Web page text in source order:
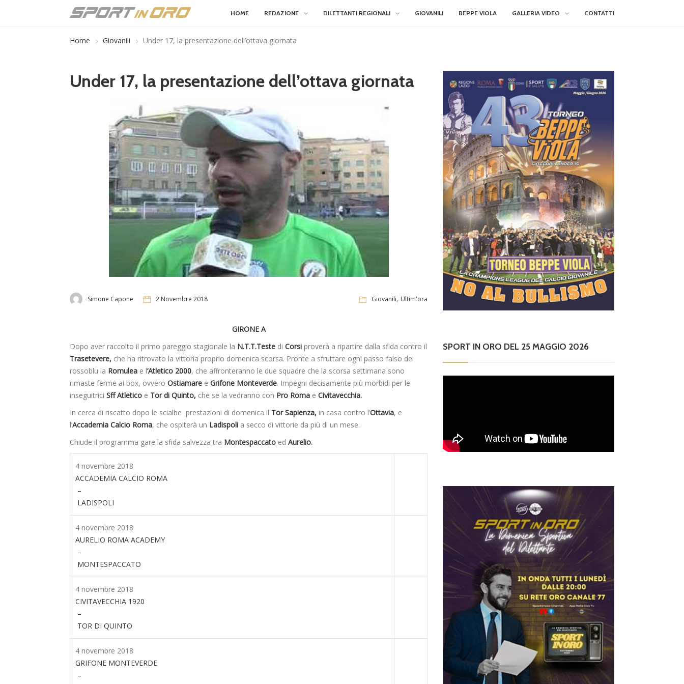
HOME REDAZIONE DILETTANTI REGIONALI GIOVANILI BEPPE VIOLA GALLERIA VIDEO CONTATTI
Home Giovanili Under 17, la presentazione dell’ottava giornata
Under 17, la presentazione dell’ottava giornata
Simone Capone 2 Novembre 2018 Giovanili, Ultim'ora
GIRONE A
Dopo aver raccolto il primo pareggio stagionale la N.T.T.Teste di Corsi proverà a ripartire dalla sfida contro il
Trasetevere, che ha ritrovato la vittoria proprio domenica scorsa. Pronte a sfruttare ogni passo falso dei
rossoblu la Romulea e l‘Atletico 2000, che affronteranno le due squadre che la scorsa settimana sono
rimaste ferme ai box, ovvero Ostiamare e Grifone Monteverde. Impegni decisamente più morbidi per le
inseguitrici Sff Atletico e Tor di Quinto, che se la vedranno con Pro Roma e Civitavecchia.
In cerca di riscatto dopo le scialbe prestazioni di domenica il Tor Sapienza, in casa contro l’Ottavia, e
l’Accademia Calcio Roma, che ospiterà un Ladispoli a secco di vittorie da più di un mese.
Chiude il programma gare la sfida salvezza tra Montespaccato ed Aurelio.
4 novembre 2018
ACCADEMIA CALCIO ROMA
–
LADISPOLI
4 novembre 2018
AURELIO ROMA ACADEMY
–
MONTESPACCATO
4 novembre 2018
CIVITAVECCHIA 1920
–
TOR DI QUINTO
4 novembre 2018
GRIFONE MONTEVERDE
–
SPORT IN ORO DEL 25 MAGGIO 2026